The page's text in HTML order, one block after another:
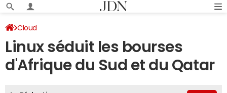
Cloud
Linux séduit les bourses
d'Afrique du Sud et du Qatar